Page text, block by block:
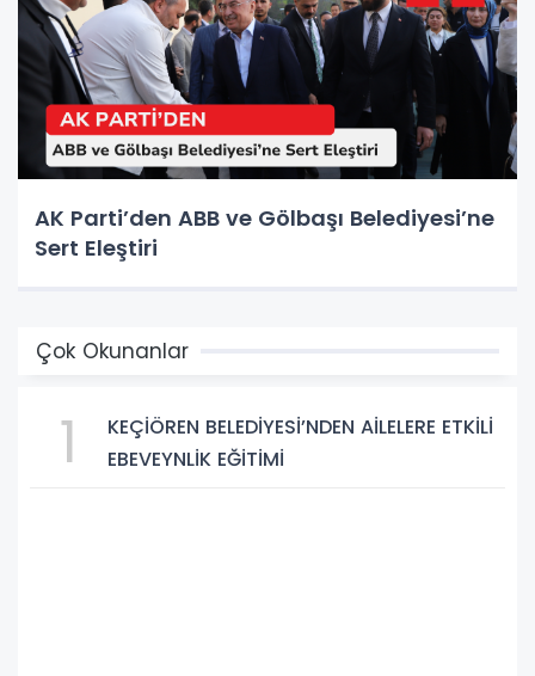
AK Parti’den ABB ve Gölbaşı Belediyesi’ne
Sert Eleştiri
Çok Okunanlar
1
KEÇİÖREN BELEDİYESİ’NDEN AİLELERE ETKİLİ
EBEVEYNLİK EĞİTİMİ